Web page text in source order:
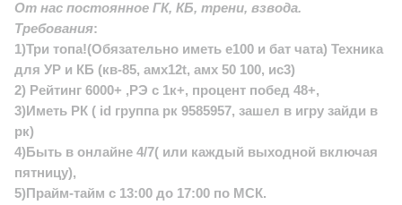
От нас постоянное ГК, КБ, трени, взвода.
Требования:
1)Три топа!(Обязательно иметь е100 и бат чата) Техника
для УР и КБ (кв-85, амх12t, амх 50 100, ис3)
2) Рейтинг 6000+ ,РЭ с 1к+, процент побед 48+,
3)Иметь РК ( id группа рк 9585957, зашел в игру зайди в
рк)
4)Быть в онлайне 4/7( или каждый выходной включая
пятницу),
5)Прайм-тайм с 13:00 до 17:00 по МСК.